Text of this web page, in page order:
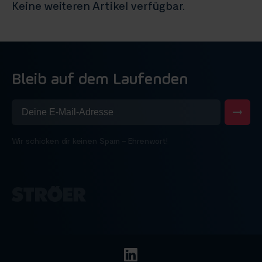
Keine weiteren Artikel verfügbar.
Bleib auf dem Laufenden
Wir schicken dir keinen Spam – Ehrenwort!